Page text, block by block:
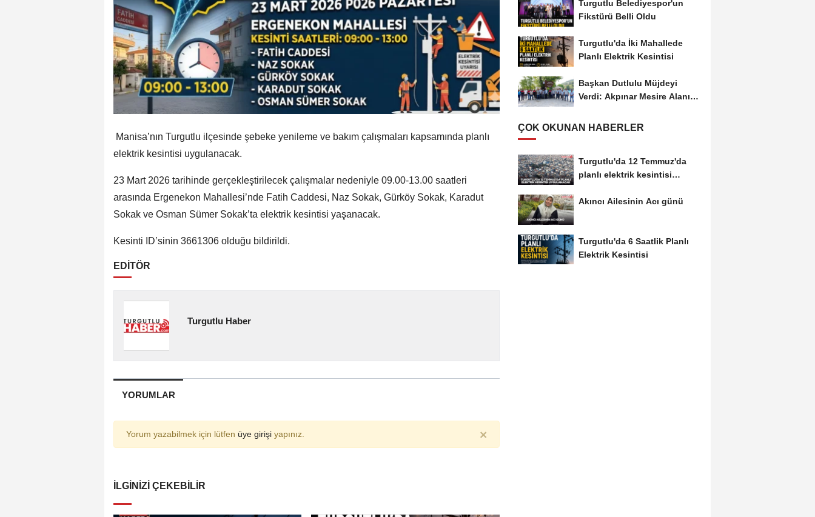
Manisa’nın Turgutlu ilçesinde şebeke yenileme ve bakım çalışmaları kapsamında planlı
elektrik kesintisi uygulanacak.
23 Mart 2026 tarihinde gerçekleştirilecek çalışmalar nedeniyle 09.00-13.00 saatleri
arasında Ergenekon Mahallesi’nde Fatih Caddesi, Naz Sokak, Gürköy Sokak, Karadut
Sokak ve Osman Sümer Sokak’ta elektrik kesintisi yaşanacak.
Kesinti ID’sinin 3661306 olduğu bildirildi.
EDİTÖR
Turgutlu Haber
YORUMLAR
Yorum yazabilmek için lütfen üye girişi yapınız. ×
İLGINIZI ÇEKEBILIR
Turgutlu Belediyespor'un
Fikstürü Belli Oldu
Turgutlu'da İki Mahallede
Planlı Elektrik Kesintisi
Başkan Dutlulu Müjdeyi
Verdi: Akpınar Mesire Alanı
ÇOK OKUNAN HABERLER
Turgutlu'da 12 Temmuz'da
planlı elektrik kesintisi
Akıncı Ailesinin Acı günü
Turgutlu'da 6 Saatlik Planlı
Elektrik Kesintisi